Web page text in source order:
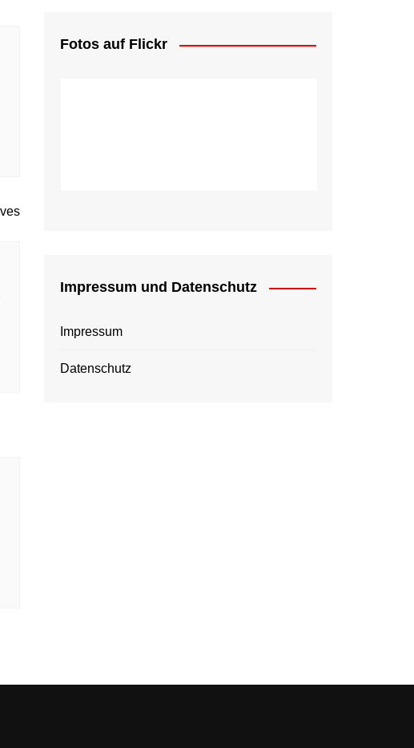
Fotos auf Flickr
Impressum und Datenschutz
Impressum
Datenschutz